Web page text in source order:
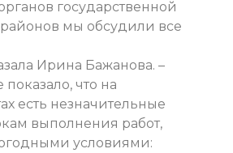
государственной
районов мы обсудили все
Ирина Бажанова. –
что на
есть незначительные
выполнения работ,
условиями: